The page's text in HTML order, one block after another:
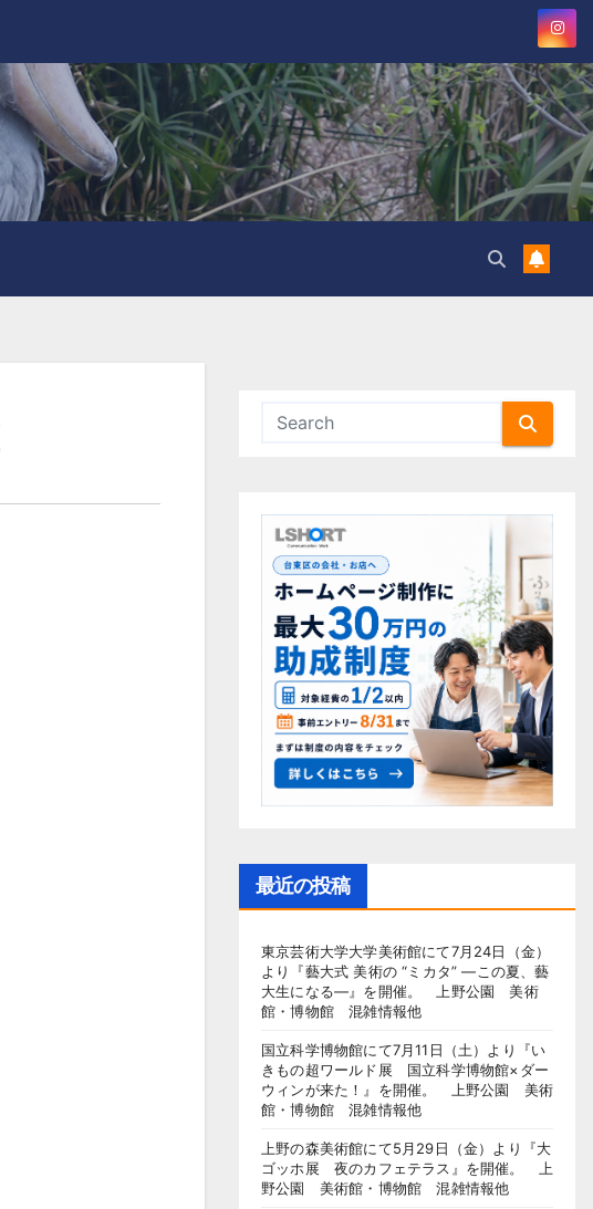
最近の投稿
東京芸術大学大学美術館にて7月24日（金）
より『藝大式 美術の “ミカタ” ―この夏、藝
大生になる―』を開催。 上野公園 美術
館・博物館 混雑情報他
国立科学博物館にて7月11日（土）より『い
きもの超ワールド展 国立科学博物館×ダー
ウィンが来た！』を開催。 上野公園 美術
館・博物館 混雑情報他
上野の森美術館にて5月29日（金）より『大
ゴッホ展 夜のカフェテラス』を開催。 上
野公園 美術館・博物館 混雑情報他